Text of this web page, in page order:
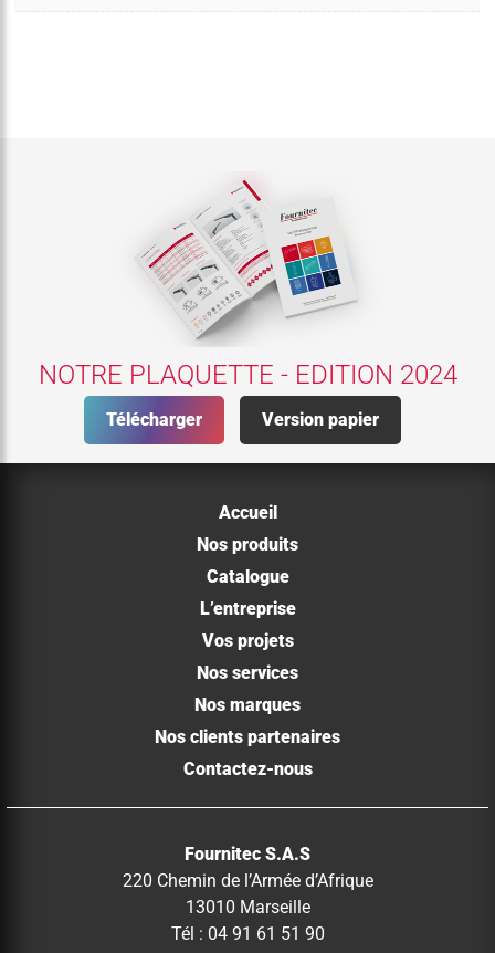
NOTRE PLAQUETTE - EDITION 2024
Télécharger Version papier
Accueil
Nos produits
Catalogue
L’entreprise
Vos projets
Nos services
Nos marques
Nos clients partenaires
Contactez-nous
Fournitec S.A.S
220 Chemin de l’Armée d’Afrique
13010 Marseille
Tél : 04 91 61 51 90